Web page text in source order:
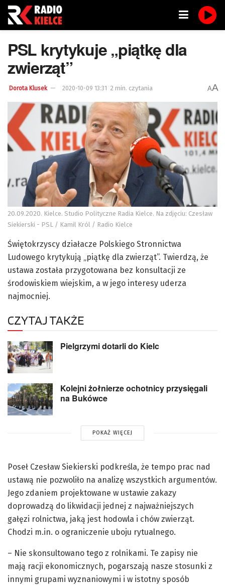
PSL krytykuje „piątkę dla
zwierząt”
Dorota Klusek 2020-10-09 13:31 2 min. czytania AA
20.09.2020. Kielce. Studio Polityczne Radia Kielce. Na zdjęciu: Czesław
Siekierski - PSL / Kamil Król / Radio Kielce
Świętokrzyscy działacze Polskiego Stronnictwa
Ludowego krytykują „piątkę dla zwierząt”. Twierdzą, że
ustawa została przygotowana bez konsultacji ze
środowiskiem wiejskim, a w jego interesy uderza
najmocniej.
CZYTAJ TAKŻE
Pielgrzymi dotarli do Kielc
Kolejni żołnierze ochotnicy przysięgali
na Bukówce
POKAŻ WIĘCEJ
Poseł Czesław Siekierski podkreśla, że tempo prac nad
ustawą nie pozwoliło na analizę wszystkich argumentów.
Jego zdaniem projektowane w ustawie zakazy
doprowadzą do likwidacji jednej z najważniejszych
gałęzi rolnictwa, jaką jest hodowla i chów zwierząt.
Chodzi m.in. o ograniczenie uboju rytualnego.
– Nie skonsultowano tego z rolnikami. Te zapisy nie
mają racji ekonomicznych, pogarszają nasze stosunki z
innymi grupami wyznaniowymi i w istotny sposób